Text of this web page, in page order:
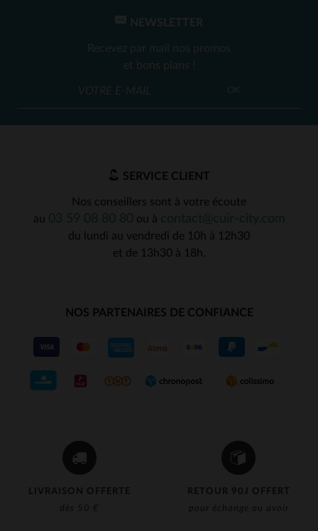
TAILLES DISPONIBLES TAILLES DISPONIBLES
LIVRAISON OFFERTE
dès 50 €
RETOUR 90J OFFERT
pour échange ou avoir
NEWSLETTER
Recevez par mail nos promos
et bons plans !
OK
SERVICE CLIENT
Nos conseillers sont à votre écoute
au
ou à
du lundi au vendredi de 10h à 12h30
et de 13h30 à 18h.
NOS PARTENAIRES DE CONFIANCE